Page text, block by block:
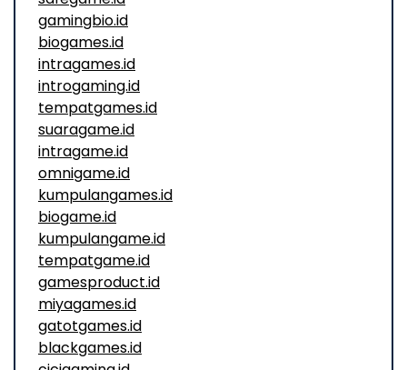
gamingbio.id
biogames.id
intragames.id
introgaming.id
tempatgames.id
suaragame.id
intragame.id
omnigame.id
kumpulangames.id
biogame.id
kumpulangame.id
tempatgame.id
gamesproduct.id
miyagames.id
gatotgames.id
blackgames.id